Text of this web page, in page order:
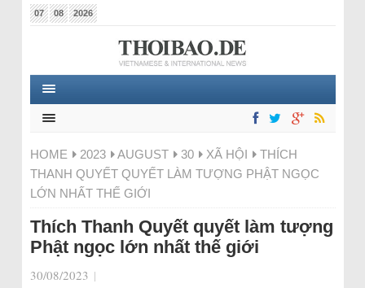
07 08 2026
HOME 2023 AUGUST 30 XÃ HỘI
THÍCH
THANH QUYẾT QUYẾT LÀM TƯỢNG PHẬT NGỌC
LỚN NHẤT THẾ GIỚI
Thích Thanh Quyết quyết làm tượng
Phật ngọc lớn nhất thế giới
30/08/2023 |